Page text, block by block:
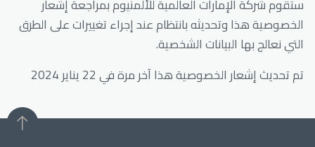
ستقوم شركة الإمارات العالمية للألمنيوم بمراجعة إشعار
الخصوصية هذا وتحديثه بانتظام عند إجراء تغييرات على الطرق
التي نعالج بها البيانات الشخصية.
تم تحديث إشعار الخصوصية هذا آخر مرة في 22 يناير 2024